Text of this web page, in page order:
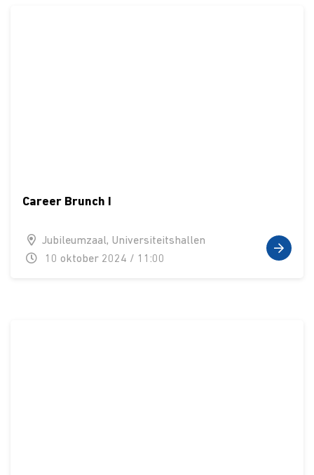
Career Brunch I
Jubileumzaal, Universiteitshallen
10 oktober 2024 / 11:00